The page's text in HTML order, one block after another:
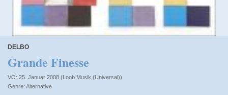
DELBO
Grande Finesse
VÖ: 25. Januar 2008 (Loob Musik (Universal))
Alternative